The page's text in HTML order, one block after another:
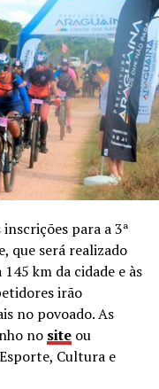
para a 3ª
que será realizado
km da cidade e às
irão
no povoado. As
no site ou
Cultura e